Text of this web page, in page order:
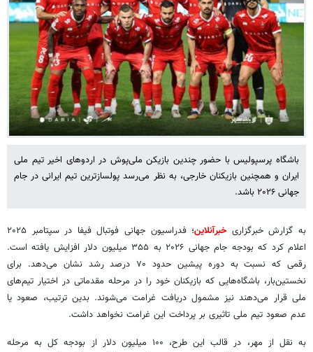
باشگاه پرسپولیس با حضور چندین بازیکن ملی‌پوش در اردوهای اخیر تیم ملی
ایران و همچنین بازیکنان خارجی، به نظر می‌رسد پولسازترین تیم ایرانی در جام
جهانی ۲۰۲۶ باشد.
به گزارش خبرگزاریخبرآنلاین
؛ فدراسیون جهانی فوتبال فیفا در سپتامبر ۲۰۲۵
اعلام کرد که بودجه جام جهانی ۲۰۲۶ به ۳۵۵ میلیون دلار افزایش یافته است.
رقمی که نسبت به دوره پیشین حدود ۷۰ درصد رشد نشان می‌دهد. برای
نخستین‌بار، باشگاه‌هایی که بازیکنان خود را در مرحله مقدماتی در اختیار تیم‌های
ملی قرار می‌دهند نیز مشمول دریافت غرامت می‌شوند. بدین ترتیب، صعود یا
عدم صعود تیم ملی تاثیری بر پرداخت این غرامت نخواهد داشت.
به نقل از مهر، در قالب این طرح، ۱۰۰ میلیون دلار از بودجه کل به مرحله